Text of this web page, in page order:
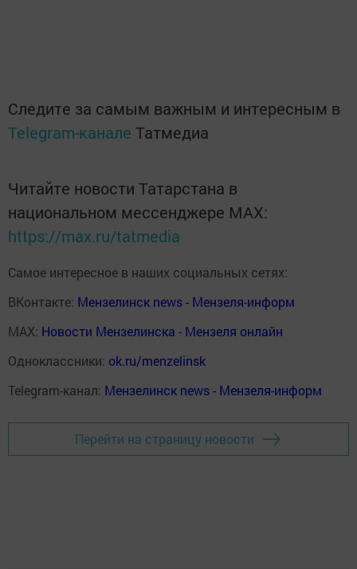
Следите за самым важным и интересным в
Telegram-канале Татмедиа
Читайте новости Татарстана в
национальном мессенджере MАХ:
https://max.ru/tatmedia
Самое интересное в наших социальных сетях:
ВКонтакте: Мензелинск news - Мензеля-информ
MAX: Новости Мензелинска - Мензеля онлайн
Одноклассники: ok.ru/menzelinsk
Telegram-канал: Мензелинск news - Мензеля-информ
Перейти на страницу новости